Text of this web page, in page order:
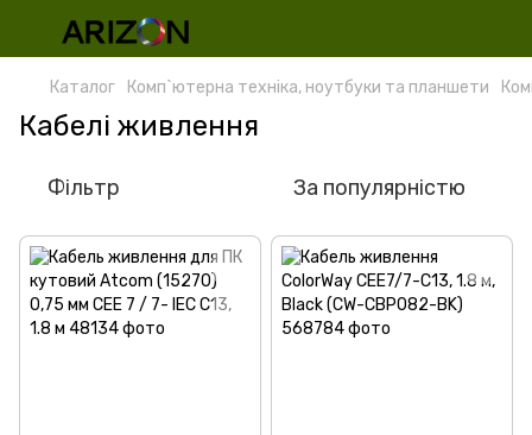
Каталог Комп`ютерна техніка, ноутбуки та планшети
Кабелі живлення
Фільтр За популярністю